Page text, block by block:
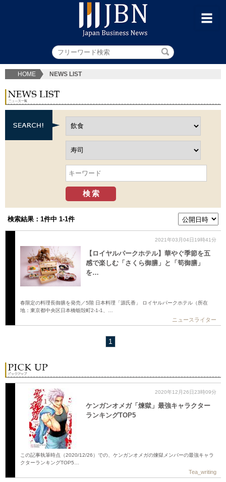
HOME NEWS LIST
検索結果：1件中 1-1件
2021年03月04日19時41分
【ロイヤルパークホテル】華やぐ季節を五
感で楽しむ「さくら御膳」と「筍御膳」
を…
春限定の料理長御膳を発売／5階 日本料理「源氏香」 ロイヤルパークホテル（所在
地：東京都中央区日本橋蛎殻町2-1-1、…
ニュースライター
1
2020年12月26日23時09分
ケンガンオメガ「煉獄」最強キャラクター
ランキングTOP5
この記事執筆時点（2020/12/26）での、ケンガンオメガの煉獄メンバーの最強キャラ
クターランキングTOP5…
Tea_writing